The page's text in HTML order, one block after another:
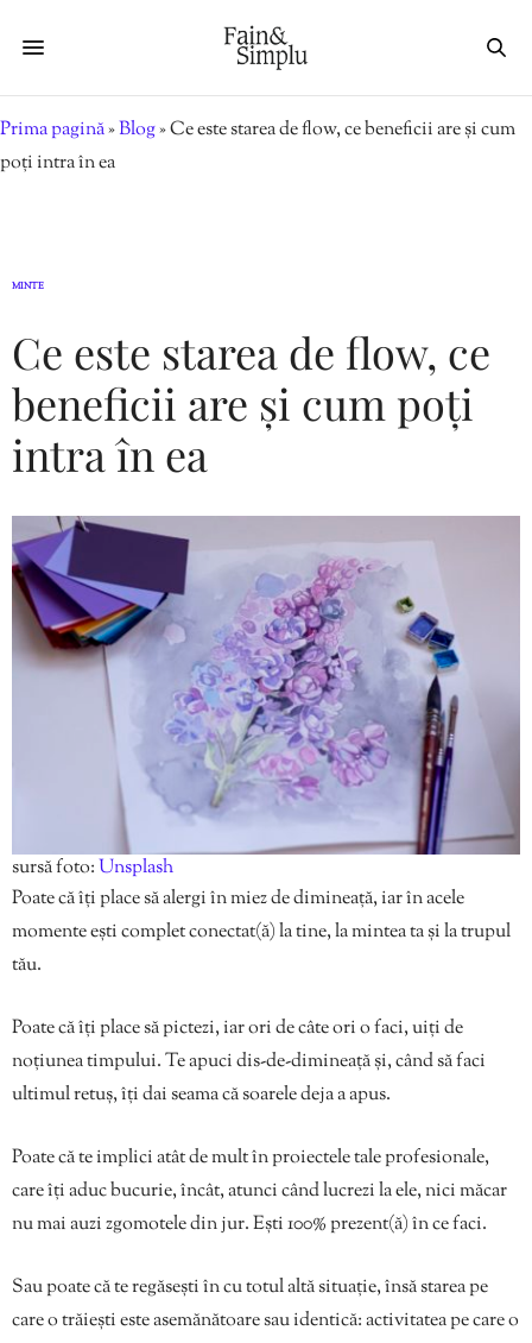
Prima pagină»Blog»Ce este starea de flow, ce beneficii are și cum
poți intra în ea
MINTE
Ce este starea de flow, ce
beneficii are și cum poți
intra în ea
sursă foto:Unsplash
Poate că îți place să alergi în miez de dimineață, iar în acele
momente ești complet conectat(ă) la tine, la mintea ta și la trupul
tău.
Poate că îți place să pictezi, iar ori de câte ori o faci, uiți de
noțiunea timpului. Te apuci dis-de-dimineață și, când să faci
ultimul retuș, îți dai seama că soarele deja a apus.
Poate că te implici atât de mult în proiectele tale profesionale,
care îți aduc bucurie, încât, atunci când lucrezi la ele, nici măcar
nu mai auzi zgomotele din jur. Ești 100% prezent(ă) în ce faci.
Sau poate că te regăsești în cu totul altă situație, însă starea pe
care o trăiești este asemănătoare sau identică: activitatea pe care o